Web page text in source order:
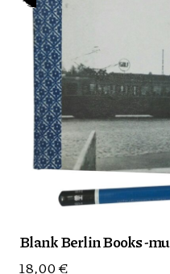
Blank Berlin Books -
18,00€